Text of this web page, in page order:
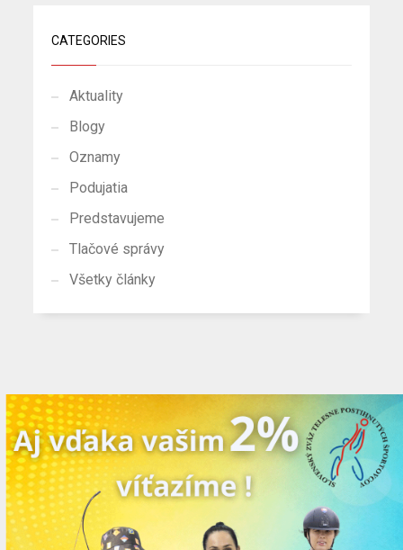
CATEGORIES
Aktuality
Blogy
Oznamy
Podujatia
Predstavujeme
Tlačové správy
Všetky články